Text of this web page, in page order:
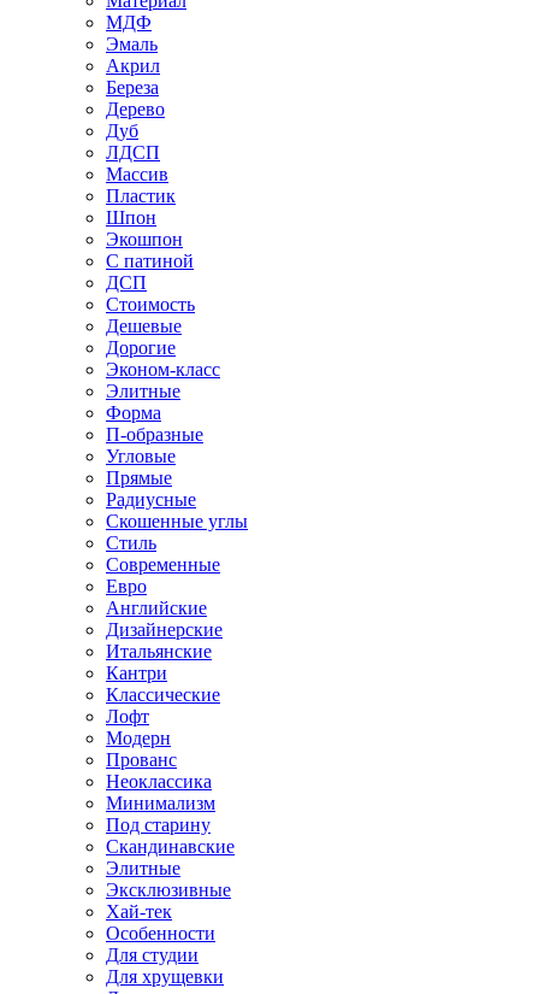
МДФ
Эмаль
Акрил
Береза
Дерево
Дуб
ЛДСП
Массив
Пластик
Шпон
Экошпон
С патиной
ДСП
Стоимость
Дешевые
Дорогие
Эконом-класс
Элитные
Форма
П-образные
Угловые
Прямые
Радиусные
Скошенные углы
Стиль
Современные
Евро
Английские
Дизайнерские
Итальянские
Кантри
Классические
Лофт
Модерн
Прованс
Неоклассика
Минимализм
Под старину
Скандинавские
Элитные
Эксклюзивные
Хай-тек
Особенности
Для студии
Для хрущевки